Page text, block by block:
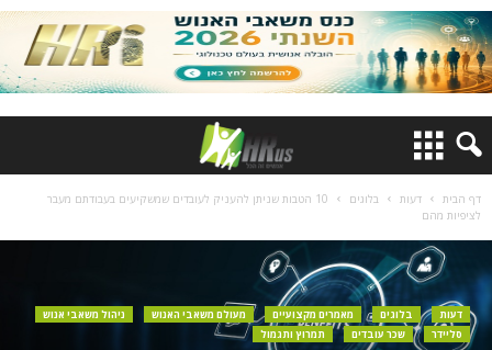
דף הבית דעות בלוגים
10 הטבות שניתן להעניק לעובדים שמשקיעים בעבודתם מעבר
לציפיות מהם
דעות בלוגים מאמרים מקצועיים מעולם משאבי האנוש
ניהול משאבי אנוש
סליידר
שכר עובדים תמרוץ ותגמול